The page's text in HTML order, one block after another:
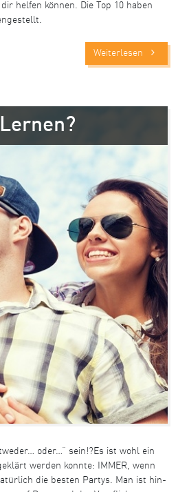
helfen können. Die Top 10 haben
Weiterlesen
oder…“ sein!?Es ist wohl ein
werden konnte: IMMER, wenn
die besten Partys. Man ist hin-